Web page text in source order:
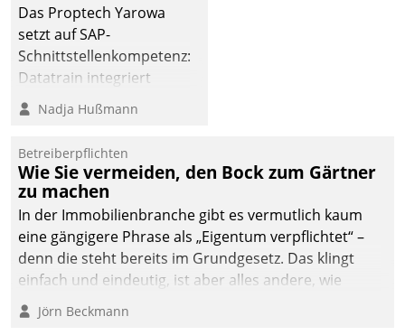
Dialogführung ermöglicht
dem externen
Serviceteam, Anrufe von
Mietenden zügiger und
effizienter zu bearbeiten.
Das Proptech Yarowa
setzt auf SAP-
Schnittstellenkompetenz:
Datatrain integriert
Yarowas Portal zur
Vergabe und Verwaltung
operativen
Instandhaltung in die
SAP-Systemlandschaft
deutscher
Wohnungsunternehmen
– und beschleunigt damit
Mieteranliegen zum
Nadja Hußmann
Betreiberpflichten
Wie Sie vermeiden, den Bock zum Gärtner
zu machen
In der Immobilienbranche gibt es vermutlich kaum
eine gängigere Phrase als „Eigentum verpflichtet“ –
denn die steht bereits im Grundgesetz. Das klingt
einfach und eindeutig, ist aber alles andere, wie
Branchenbeschäftigte wissen. Denn mit der
Verantwortung folgen Verpflichtungen.
Jörn Beckmann